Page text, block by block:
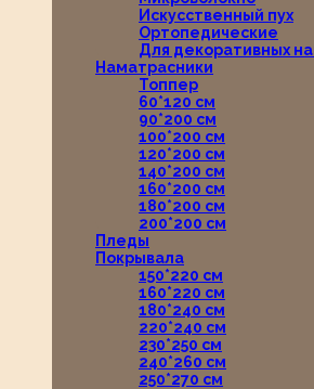
Искусственный пух
Ортопедические
Для декоративных
Наматрасники
Топпер
60*120 см
90*200 см
100*200 см
120*200 см
140*200 см
160*200 см
180*200 см
200*200 см
Пледы
Покрывала
150*220 см
160*220 см
180*240 см
220*240 см
230*250 см
240*260 см
250*270 см